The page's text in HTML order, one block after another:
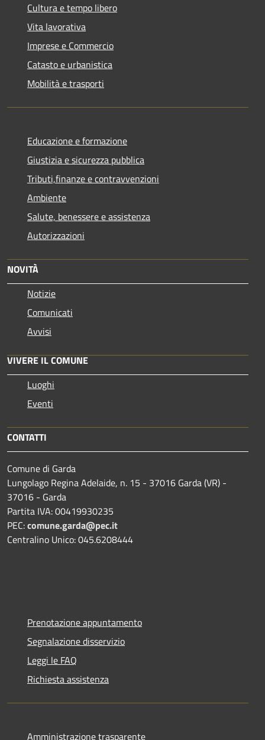
Cultura e tempo libero
Vita lavorativa
Imprese e Commercio
Catasto e urbanistica
Mobilità e trasporti
Educazione e formazione
Giustizia e sicurezza pubblica
Tributi,finanze e contravvenzioni
Ambiente
Salute, benessere e assistenza
Autorizzazioni
NOVITÀ
Notizie
Comunicati
Avvisi
VIVERE IL COMUNE
Luoghi
Eventi
CONTATTI
Comune di Garda
Lungolago Regina Adelaide, n. 15 - 37016 Garda (VR) -
37016 - Garda
Partita IVA: 00419930235
PEC:comune.garda@pec.it
Centralino Unico: 045.6208444
Prenotazione appuntamento
Segnalazione disservizio
Leggi le FAQ
Richiesta assistenza
Amministrazione trasparente